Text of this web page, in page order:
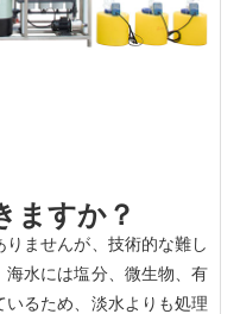
ますか？
ませんが、技術的な難し
海水には塩分、微生物、有
るため、淡水よりも処理